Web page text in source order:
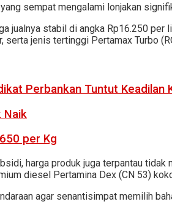
sempat mengalami lonjakan
jualnya stabil di angka Rp16.250
serta jenis tertinggi Pertamax Turbo
Perbankan Tuntut Keadilan
Naik
per Kg
harga produk juga terpantau
diesel Pertamina Dex (CN 53)
agar senantisimpat memilih